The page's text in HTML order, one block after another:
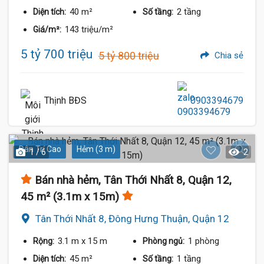
Diện tích: 40 m² Số tầng: 2 tầng
Giá/m²: 143 triệu/m²
5 tỷ 700 triệu 5 tỷ 800 triệu Chia sẻ
Thịnh BĐS 0903394679
Dân Trí Cao Hẻm (3 m)
1 / 6 2
Bán nhà hẻm, Tân Thới Nhất 8, Quận 12,
45 m² (3.1m x 15m)
Tân Thới Nhất 8, Đông Hưng Thuận, Quận 12
Rộng: 3.1 m x 15 m Phòng ngủ: 1 phòng
Diện tích: 45 m² Số tầng: 1 tầng